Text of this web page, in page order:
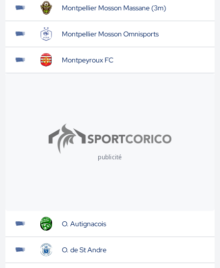
Montpellier Mosson Massane (3m)
Montpellier Mosson Omnisports
Montpeyroux FC
publicité
O. Autignacois
O. de St Andre